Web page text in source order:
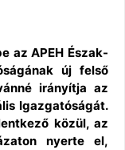
az APEH Észak-
új felső
irányítja az
Igazgatóságát.
közül, az
nyerte el,